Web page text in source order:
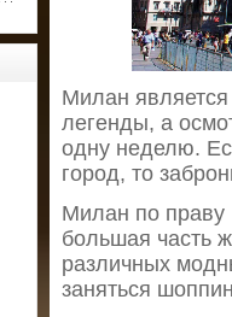
Милан
легенды, а
одну неделю.
город, то
Милан по праву
большая часть
различных
заняться